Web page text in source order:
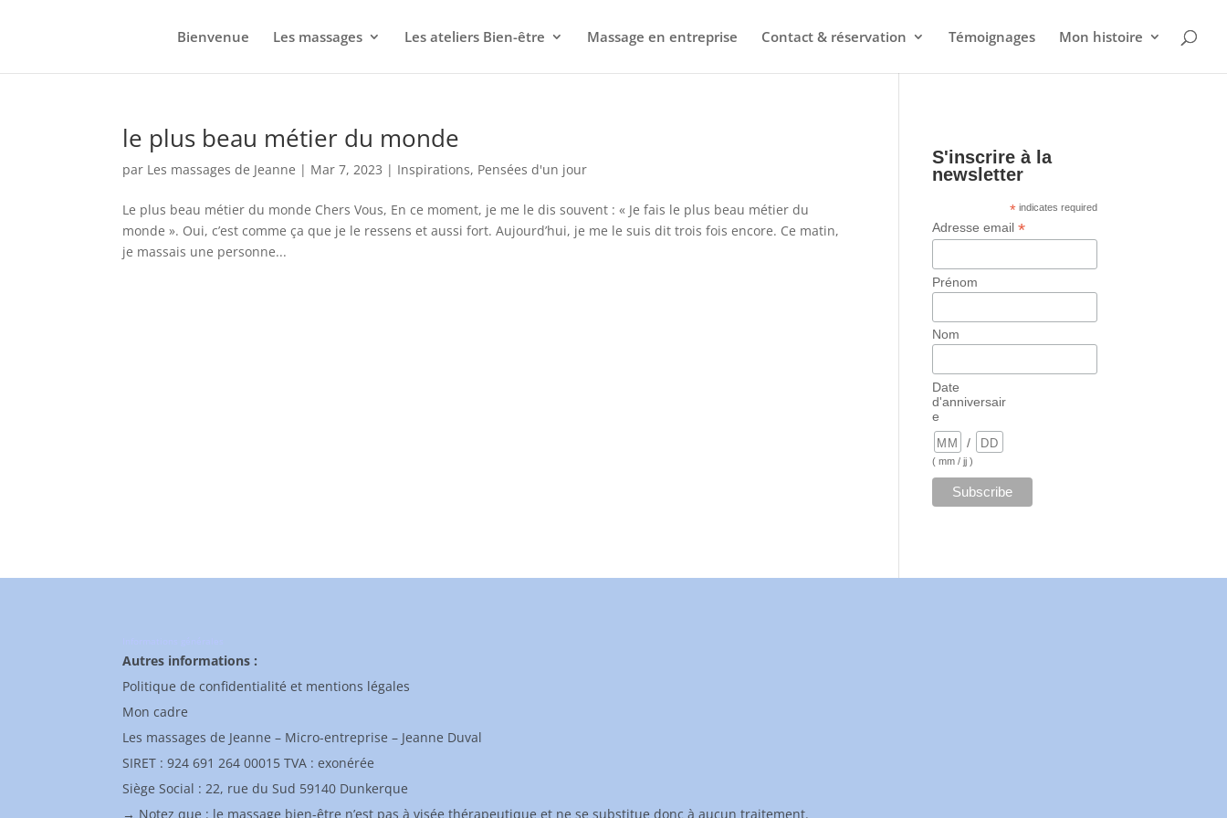
Bienvenue Les massages Les ateliers Bien-être Massage en entreprise Contact & réservation Témoignages Mon histoire
le plus beau métier du monde
par Les massages de Jeanne | Mar 7, 2023 | Inspirations, Pensées d'un jour
Le plus beau métier du monde Chers Vous, En ce moment, je me le dis souvent : « Je fais le plus beau métier du
monde ». Oui, c’est comme ça que je le ressens et aussi fort. Aujourd’hui, je me le suis dit trois fois encore. Ce matin,
je massais une personne...
S'inscrire à la
newsletter
* indicates required
Adresse email *
Prénom
Nom
Date
d'anniversair
e
/
( mm / jj )
Autres informations :
Politique de confidentialité et mentions légales
Mon cadre
Les massages de Jeanne – Micro-entreprise – Jeanne Duval
SIRET : 924 691 264 00015 TVA : exonérée
Siège Social : 22, rue du Sud 59140 Dunkerque
→ Notez que : le massage bien-être n’est pas à visée thérapeutique et ne se substitue donc à aucun traitement.